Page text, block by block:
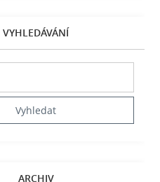
VYHLEDÁVÁNÍ
ARCHIV